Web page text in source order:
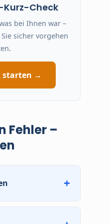
Check
bei Ihnen war –
sicher vorgehen
starten →
Fehler –
Einstellung kann